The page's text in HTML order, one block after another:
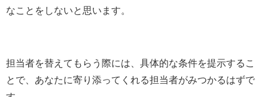
なことをしないと思います。
担当者を替えてもらう際には、具体的な条件を提示するこ
とで、あなたに寄り添ってくれる担当者がみつかるはずで